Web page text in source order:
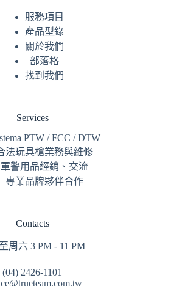
服務項目
產品型錄
關於我們
部落格
找到我們
Services
PTW / FCC / DTW
法玩具槍業務與維修
軍警用品經銷、交流
專業品牌夥伴合作
Contacts
周六 3 PM - 11 PM
(04) 2426-1101